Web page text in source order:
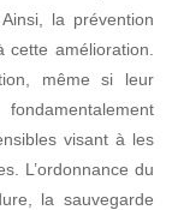
la prévention
amélioration.
même si leur
visant à les
L’ordonnance du
la sauvegarde